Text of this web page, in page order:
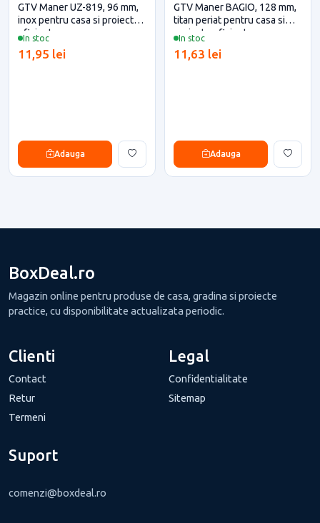
In stoc
GTV Maner UZ-819, 96 mm,
inox pentru casa si proiecte
eficiente
11,95 lei
Adauga
In stoc
GTV Maner BAGIO, 128 mm,
titan periat pentru casa si
proiecte eficiente
11,63 lei
Adauga
BoxDeal.ro
Magazin online pentru produse de casa, gradina si proiecte
practice, cu disponibilitate actualizata periodic.
Clienti
Contact
Retur
Termeni
Legal
Confidentialitate
Sitemap
Suport
comenzi@boxdeal.ro